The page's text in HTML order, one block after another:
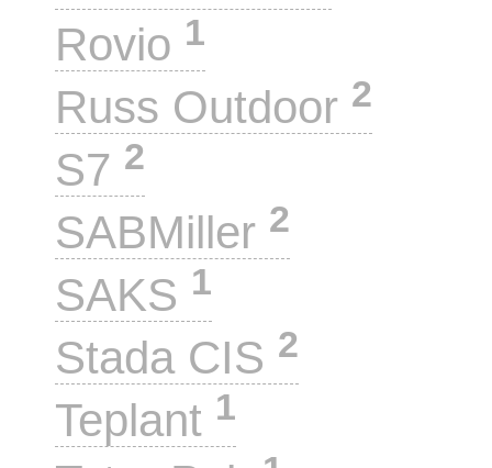
Rovio 1
Russ Outdoor 2
S7 2
SABMiller 2
SAKS 1
Stada CIS 2
Teplant 1